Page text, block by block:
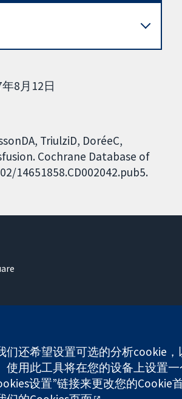
8月12日
TriulziD, DoréeC,
Cochrane Database of
14651858.CD002042.pub5.
03044323) registered in England &
还希望设置可选的分析cookie
用此工具将在您的设备上设置一
设置”链接来更改您的Cookie首